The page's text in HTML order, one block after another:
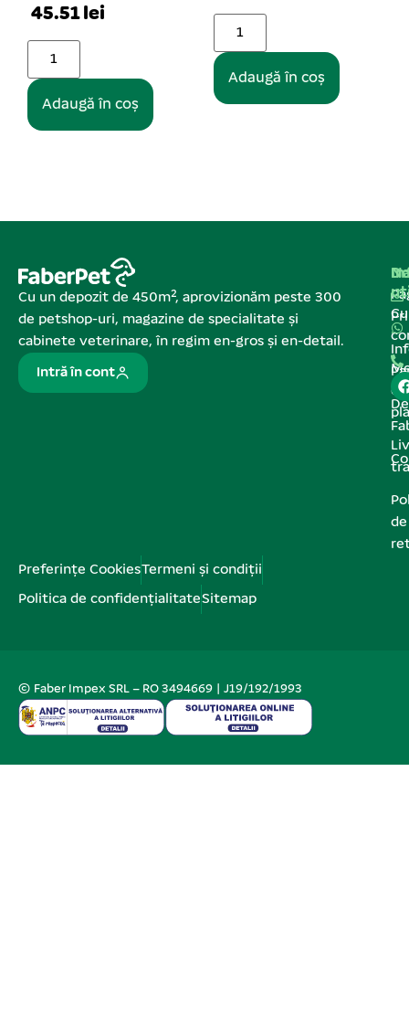
Adaugă în coș
11.88 lei
Adaugă în coș
Cu un depozit de 450m², aprovizionăm peste 300
de petshop-uri, magazine de specialitate și
cabinete veterinare, în regim en-gros și en-detail.
Intră în cont
de
de
Preferințe CookiesTermeni și condiții
Politica de confidențialitateSitemap
© Faber Impex SRL – RO 3494669 | J19/192/1993